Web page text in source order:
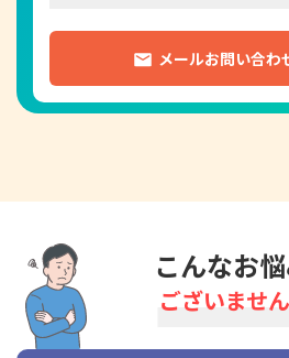
メールお問い合わ
こんなお
ございませ